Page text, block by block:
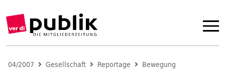
04/2007 Gesellschaft Reportage Bewegung